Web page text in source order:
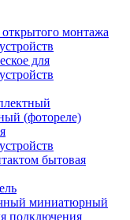
монтажа
для
(фотореле)
бытовая
миниатюрный
подключения